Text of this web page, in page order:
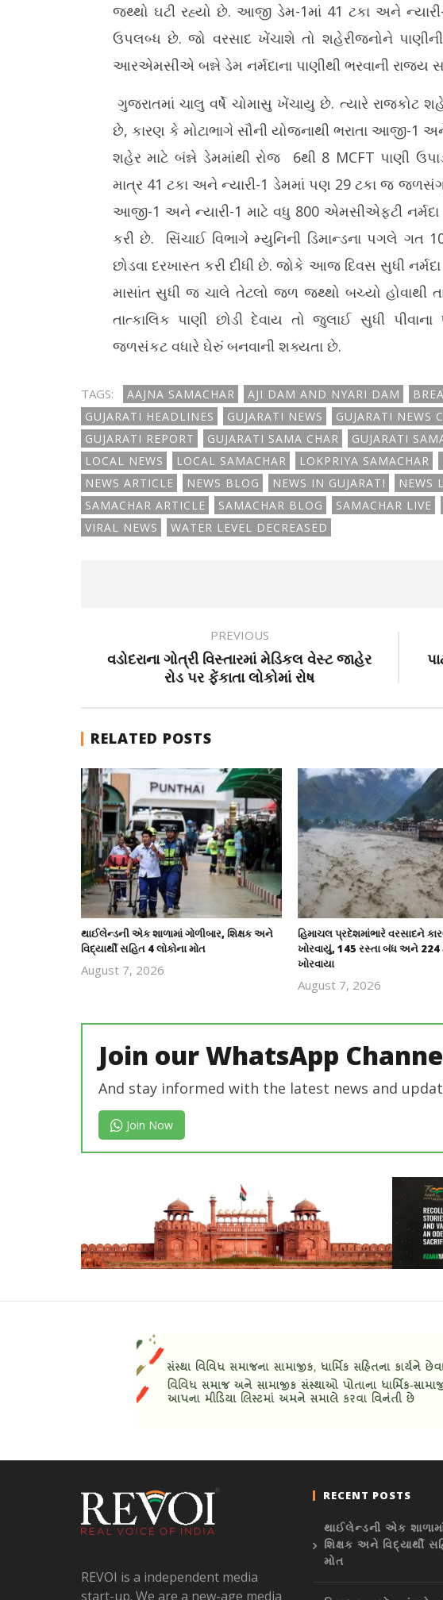
June
17,
2026
June
17,
2026
જથ્થો ઘટી રહ્યો છે. આજી ડેમ-1માં 41 ટકા અને
ઉપલબ્ધ છે. જો વરસાદ ખેંચાશે તો શહેરીજનોને
આરએમસીએ બન્ને ડેમ નર્મદાના પાણીથી ભરવાની રાજ્ય
ગુજરાતમાં ચાલુ વર્ષે ચોમાસુ ખેંચાયુ છે. ત્યારે રાજકોટ
છે, કારણ કે મોટાભાગે સૌની યોજનાથી ભરાતા આજી-1
શહેર માટે બંન્ને ડેમમાંથી રોજ 6થી 8 MCFT પાણી
માત્ર 41 ટકા અને ન્યારી-1 ડેમમાં પણ 29 ટકા જ
આજી-1 અને ન્યારી-1 માટે વધુ 800 એમસીએફટી
કરી છે. સિંચાઈ વિભાગે મ્યુનિની ડિમાન્ડના પગલે ગત
છોડવા દરખાસ્ત કરી દીધી છે. જોકે આજ દિવસ સુધી
માસાંત સુધી જ ચાલે તેટલો જળ જથ્થો બચ્યો હોવાથી
તાત્કાલિક પાણી છોડી દેવાય તો જુલાઈ સુધી
જળસંકટ વધારે ઘેરું બનવાની શક્યતા છે.
TAGS: AAJNA SAMACHAR AJI DAM AND NYARI DAM
GUJARATI HEADLINES
GUJARATI NEWS GUJARATI NEWS
GUJARATI REPORT
GUJARATI SAMA CHAR GUJARATI
LOCAL NEWS
LOCAL SAMACHAR LOKPRIYA SAMACHAR
NEWS ARTICLE
NEWS BLOG NEWS IN GUJARATI NEWS
SAMACHAR ARTICLE
SAMACHAR BLOG SAMACHAR LIVE
VIRAL NEWS
WATER LEVEL DECREASED
PREVIOUS
વડોદરાના ગોત્રી વિસ્તારમાં મેડિકલ વેસ્ટ જાહેર
રોડ પર ફેંકાતા લોકોમાં રોષ
RELATED POSTS
થાઈલેન્ડની એક શાળામાં ગોળીબાર, શિક્ષક અને
વિદ્યાર્થી સહિત 4 લોકોના મોત
August 7, 2026
હિમાચલ પ્રદેશમાંભારે વરસાદને
ખોરવાયું, 145 રસ્તા બંધ અને 224
ખોરવાયા
August 7, 2026
Join our WhatsApp
And stay informed with the latest news and
Join Now
REVOI is a independent media
start-up. We are a new-age media
RECENT POSTS
થાઈલેન્ડની એક
શિક્ષક અને વિદ્યાર્થી
મોત